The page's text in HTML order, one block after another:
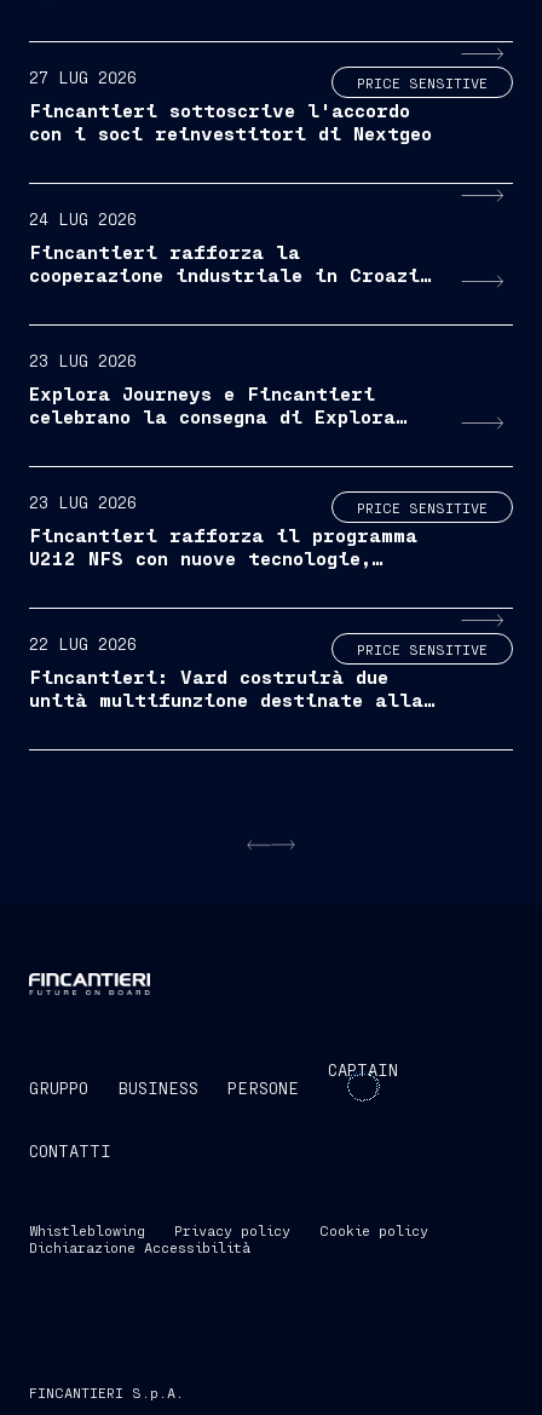
27 LUG 2026
Fincantieri sottoscrive l'accordo
con i soci reinvestitori di Nextgeo
PRICE SENSITIVE
24 LUG 2026
Fincantieri rafforza la
cooperazione industriale in Croazia
23 LUG 2026
Explora Journeys e Fincantieri
celebrano la consegna di Explora
oceanici di lusso di MSC è
23 LUG 2026
Fincantieri rafforza il programma
U212 NFS con nuove tecnologie,
delle consegne
PRICE SENSITIVE
22 LUG 2026
Fincantieri: Vard costruirà due
unità multifunzione destinate alla
Trinity House
PRICE SENSITIVE
GRUPPO BUSINESS PERSONE
CAPTAIN
CONTATTI
Whistleblowing Privacy policy
Cookie policy
Dichiarazione Accessibilità
FINCANTIERI S.p.A.